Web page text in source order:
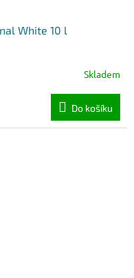
White 10 l
Skladem
Do košíku